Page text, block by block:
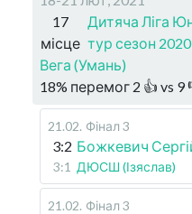
17
місце
Дитяча Ліга
тур сезон
Вега (Умань)
18% перемог 2 👍 vs 9
21.02. Фінал 3
3:2 Божкевич
3:1 ДЮСШ (Ізяслав)
21.02. Фінал 3